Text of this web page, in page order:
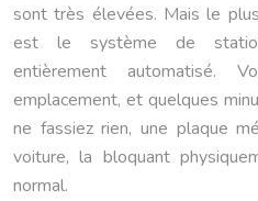
sont très élevées. Mais le
est le système de
entièrement automatisé.
emplacement, et quelques
ne fassiez rien, une plaque
voiture, la bloquant
normal.